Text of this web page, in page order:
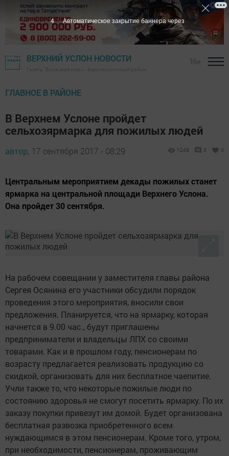
ВЕРХНИЙ УСЛОН НОВОСТИ
ГЛАВНОЕ В РАЙОНЕ
В Верхнем Услоне пройдет
сельхозярмарка для пожилых людей
автор, 17 сентября 2017 - 08:29 1243 0 0
Центральным мероприятием декады пожилых станет
ярмарка на центральной площади Верхнего Услона.
Она пройдет 30 сентября.
На рабочем совещании у заместителя главы района
Сергея Осянина его участники обсудили порядок
проведения этого мероприятия, вносили свои
предложения. Планируется, что на ярмарку, которая
начнется в 9.00 час., будут приглашены
предприниматели и владельцы ЛПХ со своими
товарами. Как и в прошлом году, пенсионерам по
возрасту предлагается реализовать продукцию со
скидкой, организовать для них бесплатное чаепитие.
Учли также то, что некоторые пожилые люди по
состоянию здоровья не смогут посетить ярмарку. По их
заказу покупки привезут им домой. Будет организована
бесплатная развозка приобретенного всем
нуждающимся в этом пенсионерам. Кроме того, утром,
при необходимости, пенсионерам, проживающим
3 Автоматическое закрытие баннера через